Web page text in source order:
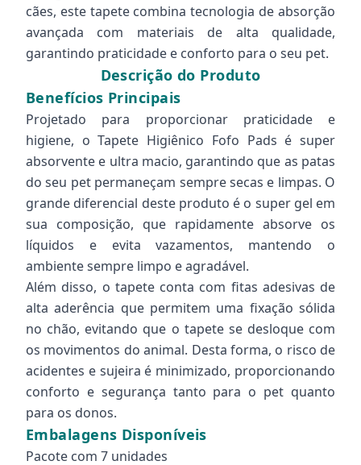
cães, este tapete combina tecnologia de absorção
avançada com materiais de alta qualidade,
garantindo praticidade e conforto para o seu pet.
Descrição do Produto
Benefícios Principais
Projetado para proporcionar praticidade e
higiene, o Tapete Higiênico Fofo Pads é super
absorvente e ultra macio, garantindo que as patas
do seu pet permaneçam sempre secas e limpas. O
grande diferencial deste produto é o super gel em
sua composição, que rapidamente absorve os
líquidos e evita vazamentos, mantendo o
ambiente sempre limpo e agradável.
Além disso, o tapete conta com fitas adesivas de
alta aderência que permitem uma fixação sólida
no chão, evitando que o tapete se desloque com
os movimentos do animal. Desta forma, o risco de
acidentes e sujeira é minimizado, proporcionando
conforto e segurança tanto para o pet quanto
para os donos.
Embalagens Disponíveis
Pacote com 7 unidades